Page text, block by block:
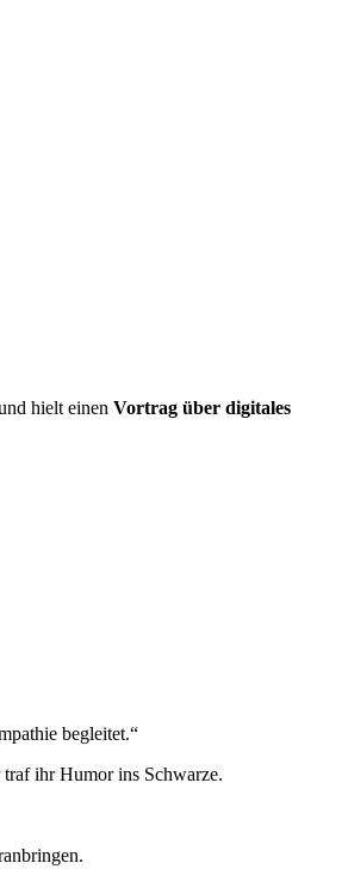
hielt einen Vortrag über digitales
begleitet.“
traf ihr Humor ins Schwarze.